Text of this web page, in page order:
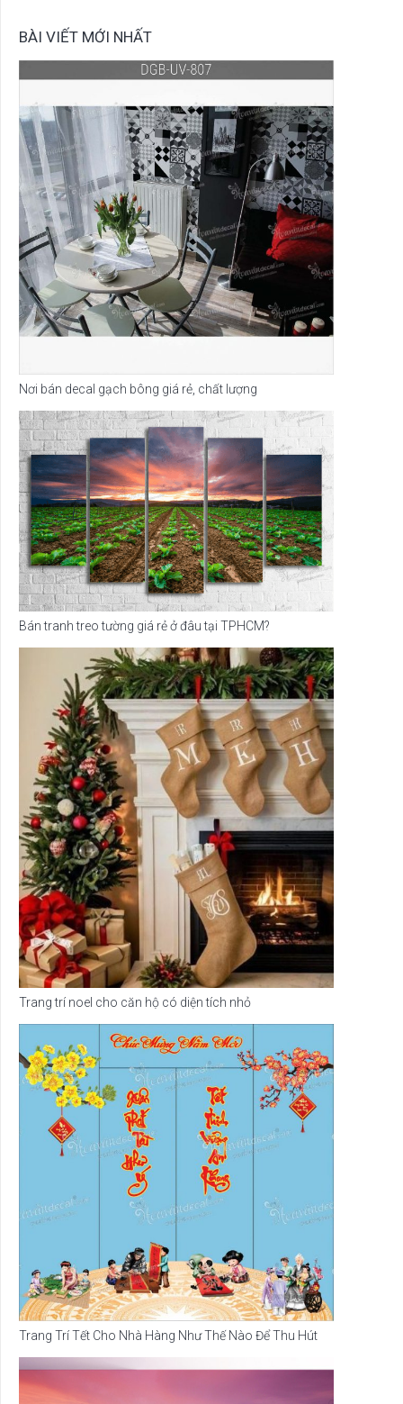
BÀI VIẾT MỚI NHẤT
Nơi bán decal gạch bông giá rẻ, chất lượng
Bán tranh treo tường giá rẻ ở đâu tại TPHCM?
Trang trí noel cho căn hộ có diện tích nhỏ
Trang Trí Tết Cho Nhà Hàng Như Thế Nào Để Thu Hút